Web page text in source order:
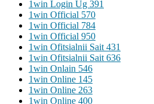
1win Login Ug 391
1win Official 570
1win Official 784
1win Official 950
1win Ofitsialnii Sait 431
1win Ofitsialnii Sait 636
1win Onlain 546
1win Online 145
1win Online 263
1win Online 400